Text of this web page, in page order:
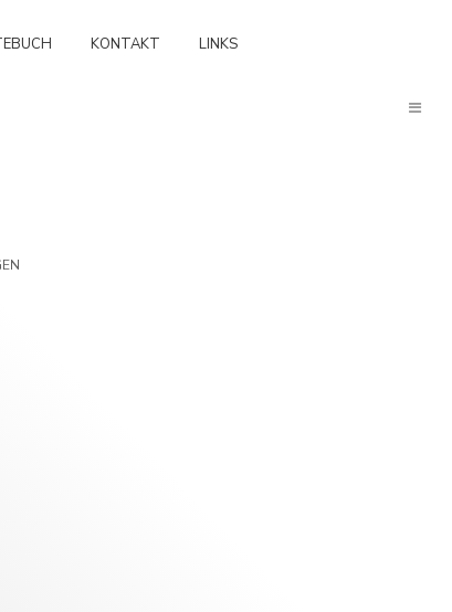
KONTAKT LINKS